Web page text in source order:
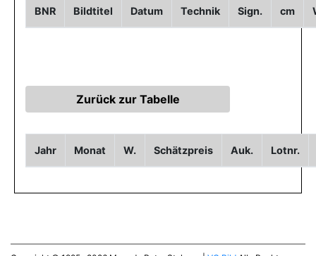
BNR Bildtitel Datum Technik Sign. cm
Jahr Monat W. Schätzpreis Auk. Lotnr.